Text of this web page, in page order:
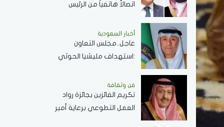
اتصالاً هاتفياً من الرئيس
المستجدات الإقليمية
والعلاقات الثنائية
أخبار السعودية
عاجل..مجلس التعاون
:استهداف مليشيا الحوثي
..ونؤيد إجراءات المملكة
لحماية أمنها وسيادتها
فن وثقافة
تكريم الفائزين بجائزة رواد
العمل التطوعي برعاية أمير